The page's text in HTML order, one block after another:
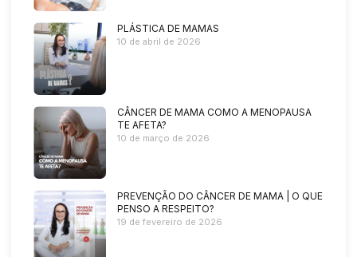
PLÁSTICA DE MAMAS
10 de abril de 2026
CÂNCER DE MAMA COMO A MENOPAUSA
TE AFETA?
10 de março de 2026
PREVENÇÃO DO CÂNCER DE MAMA | O QUE
PENSO A RESPEITO?
19 de fevereiro de 2026